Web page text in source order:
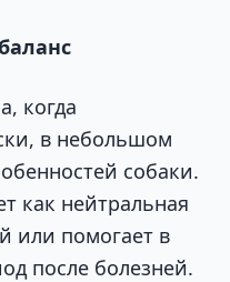
когда
в небольшом
собаки.
как нейтральная
или помогает в
после болезней.